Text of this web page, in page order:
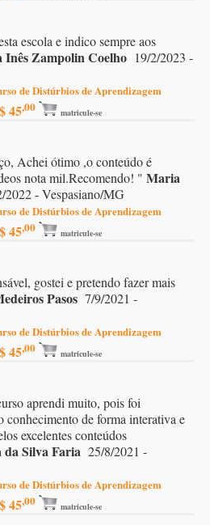
escola e indico sempre aos
Zampolin Coelho 19/2/2023 -
de Distúrbios de Aprendizagem
45,00 matricule-se
Achei ótimo ,o conteúdo é
nota mil.Recomendo! " Maria
2022 - Vespasiano/MG
de Distúrbios de Aprendizagem
45,00 matricule-se
gostei e pretendo fazer mais
Pasos 7/9/2021 -
de Distúrbios de Aprendizagem
45,00 matricule-se
aprendi muito, pois foi
conhecimento de forma interativa e
excelentes conteúdos
Silva Faria 25/8/2021 -
de Distúrbios de Aprendizagem
45,00 matricule-se